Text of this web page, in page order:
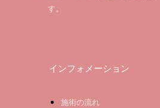
す。
インフォメーション
施術の流れ